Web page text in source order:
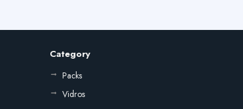
Category
Packs
Vidros